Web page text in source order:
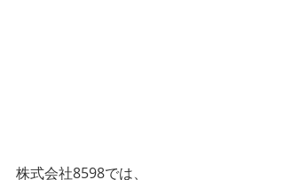
株式会社8598では、